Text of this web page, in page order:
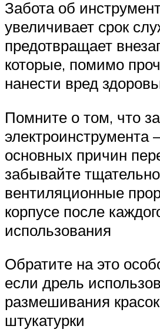
Забота об
увеличивает срок
предотвращает
которые, помимо
нанести вред
Помните о том, что
электроинструмента
основных причин
забывайте
вентиляционные
корпусе после
использования
Обратите на это
если дрель
размешивания
штукатурки